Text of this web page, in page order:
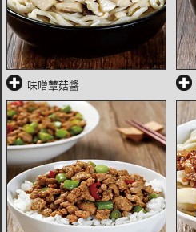
味噌蕈菇醬